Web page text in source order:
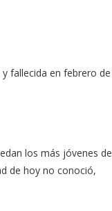
fallecida en febrero de
los más jóvenes de
de hoy no conoció,